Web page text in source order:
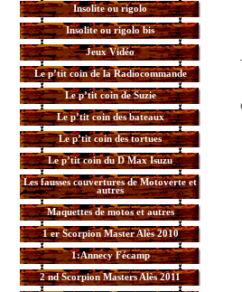
Insolite ou rigolo
Insolite ou rigolo bis
Jeux Vidéo
Le p’tit coin de la Radiocommande
Le p’tit coin de Suzie
Le p’tit coin des bateaux
Le p’tit coin des tortues
Le p’tit coin du D Max Isuzu
Les fausses couvertures de Motoverte et
autres
Maquettes de motos et autres
1 er Scorpion Master Alès 2010
1:Annecy Fécamp
2 nd Scorpion Masters Alès 2011